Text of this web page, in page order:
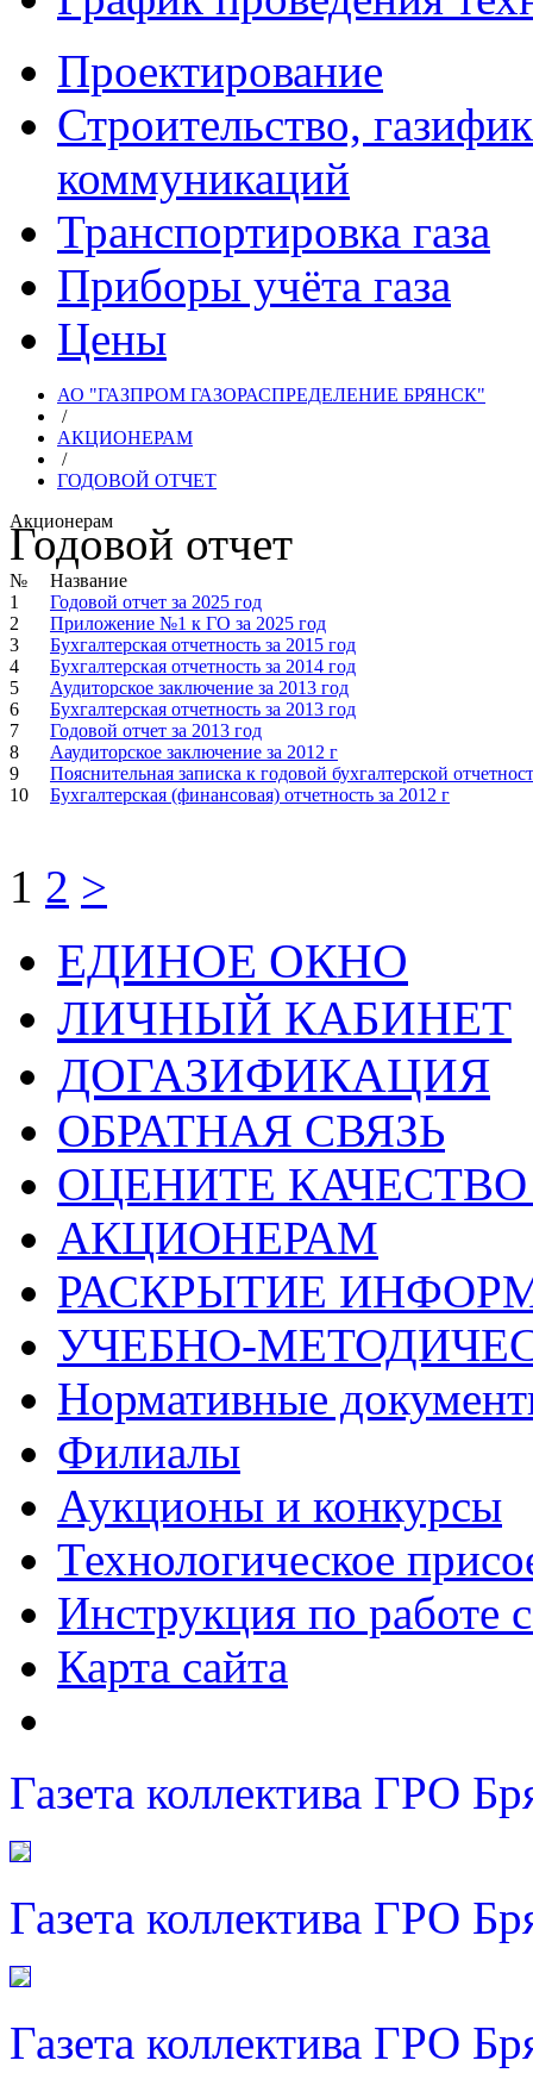
Проектирование
Строительство,
коммуникаций
Транспортировка газа
Приборы учёта газа
Цены
АО "ГАЗПРОМ ГАЗОРАСПРЕДЕЛЕНИЕ БРЯНСК"
/
АКЦИОНЕРАМ
/
ГОДОВОЙ ОТЧЕТ
Акционерам
Годовой отчет
№
Название
1
Годовой отчет за 2025 год
2
Приложение №1 к ГО за 2025 год
3
Бухгалтерская отчетность за 2015 год
4
Бухгалтерская отчетность за 2014 год
5
Аудиторское заключение за 2013 год
6
Бухгалтерская отчетность за 2013 год
7
Годовой отчет за 2013 год
8
Ааудиторское заключение за 2012 г
9
Пояснительная записка к годовой бухгалтерской
10
Бухгалтерская (финансовая) отчетность за 2012 г
1 2 >
ЕДИНОЕ ОКНО
ЛИЧНЫЙ КАБИНЕТ
ДОГАЗИФИКАЦИЯ
ОБРАТНАЯ СВЯЗЬ
ОЦЕНИТЕ
АКЦИОНЕРАМ
РАСКРЫТИЕ
УЧЕБНО-
Нормативные
Филиалы
Аукционы и конкурсы
Технологическое
Инструкция по работе
Карта сайта
Газета коллектива ГРО
Газета коллектива ГРО
Газета коллектива ГРО